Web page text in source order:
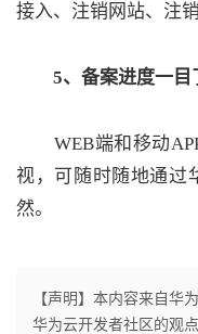
接入、注销网站、注
5、备案进度一目
WEB端和移动APP
视，可随时随地通过
然。
【声明】本内容来自华
华为云开发者社区的观